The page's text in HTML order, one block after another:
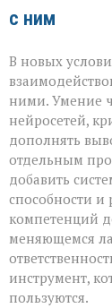
с ним
В новых
ними. Умение
нейросетей,
дополнять
отдельным
добавить
способности
компетенций
меняющемся
инструмент,
пользуются.